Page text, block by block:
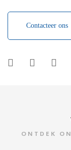
Contacteer ons
ONTDEK